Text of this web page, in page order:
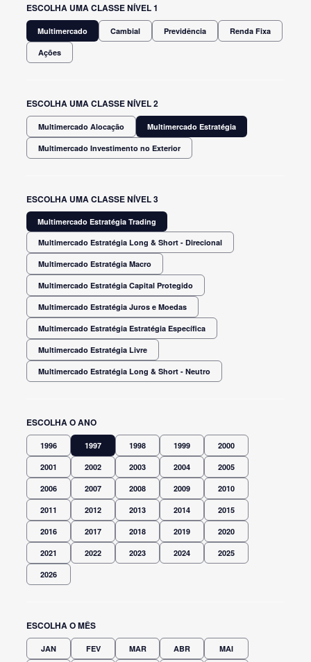
ESCOLHA UMA CLASSE NÍVEL 1
Multimercado Cambial Previdência Renda Fixa
Ações
ESCOLHA UMA CLASSE NÍVEL 2
Multimercado Alocação Multimercado Estratégia
Multimercado Investimento no Exterior
ESCOLHA UMA CLASSE NÍVEL 3
Multimercado Estratégia Trading
Multimercado Estratégia Long & Short - Direcional
Multimercado Estratégia Macro
Multimercado Estratégia Capital Protegido
Multimercado Estratégia Juros e Moedas
Multimercado Estratégia Estratégia Específica
Multimercado Estratégia Livre
Multimercado Estratégia Long & Short - Neutro
ESCOLHA O ANO
1996 1997 1998 1999 2000
2001 2002 2003 2004 2005
2006 2007 2008 2009 2010
2011 2012 2013 2014 2015
2016 2017 2018 2019 2020
2021 2022 2023 2024 2025
2026
ESCOLHA O MÊS
JAN FEV MAR ABR MAI